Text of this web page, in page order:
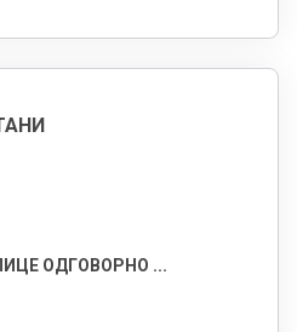
ОДГОВОРНО ...